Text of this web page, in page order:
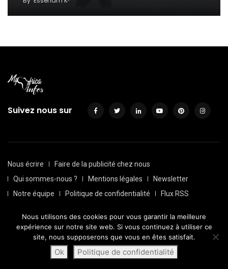
Suivez nous sur
Nous écrire
Faire de la publicité chez nous
Qui sommes-nous ?
Mentions légales
Newsletter
Notre équipe
Politique de confidentialité
Flux RSS
© Depuis 2016, Myafricainfos. Tout droits réservés | Fait avec
Transversall
Nous utilisons des cookies pour vous garantir la meilleure
expérience sur notre site web. Si vous continuez à utiliser ce
site, nous supposerons que vous en êtes satisfait.
Ok Politique de confidentialité